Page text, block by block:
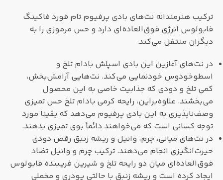
ترکیب هنرمندانه نت‌های بادی پرفیوم تام فورد فاکینگ
فابولوس انرژی فوق‌العاده‌ای دارد و حس مرموزی را به
دیگران منتقل می‌کند.
در نت‌های آغازین این بادی اسپلش بادام تلخ و
اسطوخودوس خودنمایی می‌کند. نت‌هایی آرامش‌بخش،
کمی تلخ و دودی که جذابیت خاصی به این محصول
می‌بخشند. علاوه‌براین، رایحه کرمی بادام تلخ حس تمیزی
وصف‌ناپذیری به این بادی پرفیوم می‌دهد که یقینا مورد
توجه کسانی است که می‌خواهند دائماً بوی تمیزی بدهند.
در نت‌های میانی، چرم، وانیل و ریشه زنبق رقص دودی
حیرت‌انگیزی انجام می‌دهند. ترکیب چرم و وانیل تضاد
فوق‌العاده‌ای میان دو رایحه تلخ و شیرین فریبنده فابولوس
ایجاد کرده است و ریشه زنبق با حالتی پودری و مخملی